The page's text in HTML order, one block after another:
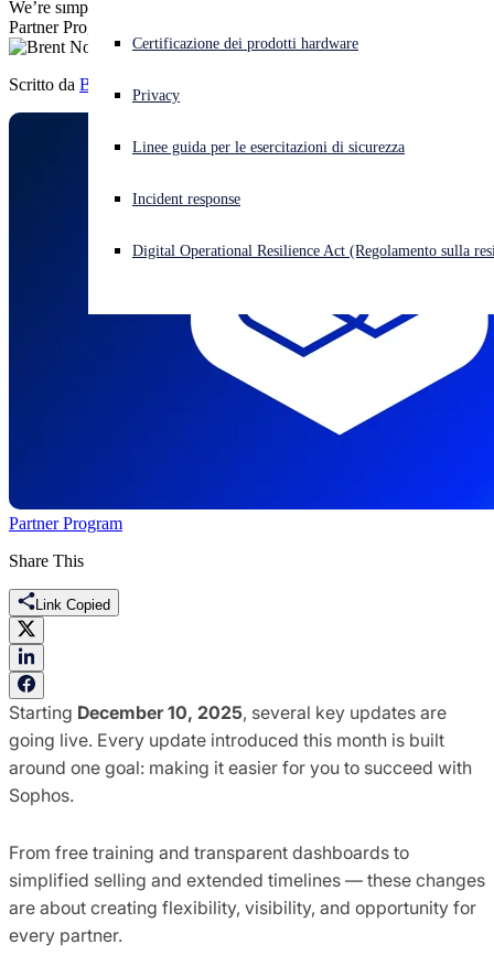
Cyberattacco in corso? Ottieni assistenza immediata
Open language switcher
Certificazione dei prodotti hardware
Privacy
Linee guida per le esercitazioni di sicurezza
Incident response
Digital Operational Resilience Act (Regolamento sulla
We’re simplifying, modernizing, and strengthening the Sophos
Partner Program to make it easier for you to learn, sell, and grow.
Scritto da Brent Nohl
Partner Program
Share This
Link Copied
Starting December 10, 2025, several key updates are
going live. Every update introduced this month is built
around one goal: making it easier for you to succeed with
Sophos.
From free training and transparent dashboards to
simplified selling and extended timelines — these changes
are about creating flexibility, visibility, and opportunity for
every partner.